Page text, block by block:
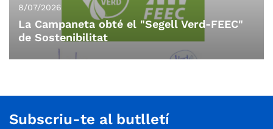
8/07/2026
La Campaneta obté el "Segell Verd-FEEC"
de Sostenibilitat
Subscriu-te al butlletí